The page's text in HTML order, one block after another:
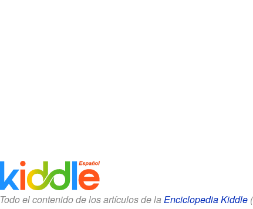
Todo el contenido de los artículos de la Enciclopedia Kiddle